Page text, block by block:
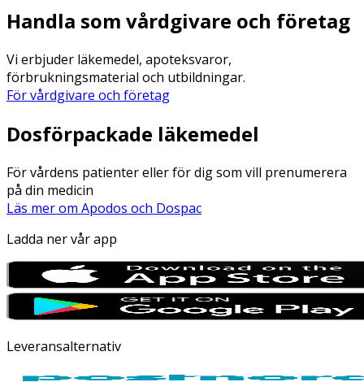
Handla som vårdgivare och företag
Vi erbjuder läkemedel, apoteksvaror,
förbrukningsmaterial och utbildningar.
För vårdgivare och företag
Dosförpackade läkemedel
För vårdens patienter eller för dig som vill prenumerera
på din medicin
Läs mer om Apodos och Dospac
Ladda ner vår app
Leveransalternativ